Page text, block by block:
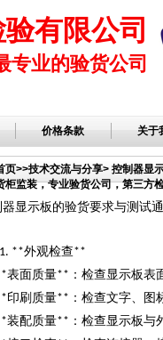
有限公司
专业的验货公司
价格条款 关于
页>>技术交流与分享> 控制器显
柜监装，专业验货公司，第三方
品公司，服装检品，鞋子检品公司
器显示板的验货要求与测试
**外观检查**
表面质量** ：检查显示板表
印刷质量** ：检查文字、图
装配质量** ：检查显示板与